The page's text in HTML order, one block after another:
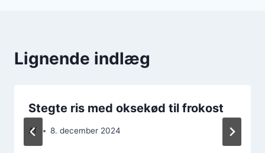
Lignende indlæg
Stegte ris med oksekød til frokost
Af 8. december 2024